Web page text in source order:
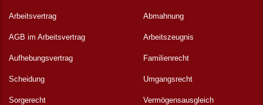
Arbeitsvertrag Abmahnung
AGB im Arbeitsvertrag Arbeitszeugnis
Aufhebungsvertrag Familienrecht
Scheidung Umgangsrecht
Sorgerecht Vermögensausgleich